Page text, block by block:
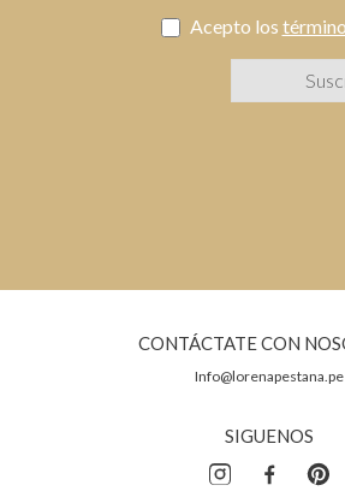
Acepto los
CONTÁCTATE CON
Info@lorenapestana.pe
SIGUENOS